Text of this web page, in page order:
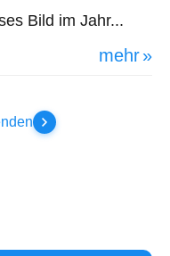
Bild im Jahr...
mehr